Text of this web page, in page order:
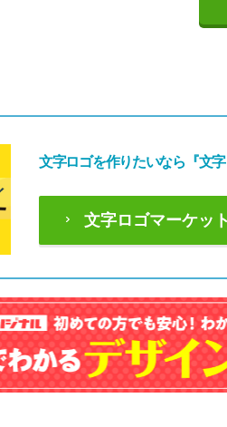
文字ロゴを作りたいなら 『文
文字ロゴマーケッ